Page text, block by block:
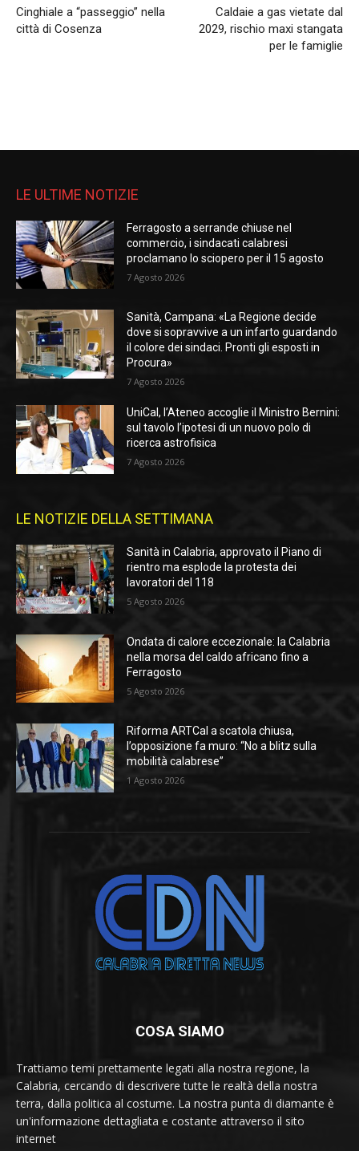
Cinghiale a “passeggio” nella
città di Cosenza
Caldaie a gas vietate dal
2029, rischio maxi stangata
per le famiglie
LE ULTIME NOTIZIE
Ferragosto a serrande chiuse nel
commercio, i sindacati calabresi
proclamano lo sciopero per il 15 agosto
7 Agosto 2026
Sanità, Campana: «La Regione decide
dove si sopravvive a un infarto guardando
il colore dei sindaci. Pronti gli esposti in
Procura»
7 Agosto 2026
UniCal, l’Ateneo accoglie il Ministro Bernini:
sul tavolo l’ipotesi di un nuovo polo di
ricerca astrofisica
7 Agosto 2026
LE NOTIZIE DELLA SETTIMANA
Sanità in Calabria, approvato il Piano di
rientro ma esplode la protesta dei
lavoratori del 118
5 Agosto 2026
Ondata di calore eccezionale: la Calabria
nella morsa del caldo africano fino a
Ferragosto
5 Agosto 2026
Riforma ARTCal a scatola chiusa,
l’opposizione fa muro: “No a blitz sulla
mobilità calabrese”
1 Agosto 2026
COSA SIAMO
Trattiamo temi prettamente legati alla nostra regione, la
Calabria, cercando di descrivere tutte le realtà della nostra
terra, dalla politica al costume. La nostra punta di diamante è
un'informazione dettagliata e costante attraverso il sito
internet